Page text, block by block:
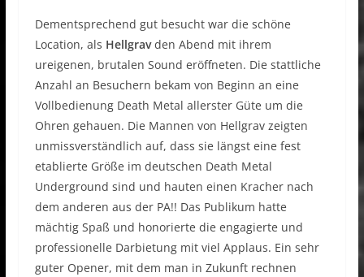
Dementsprechend gut besucht war die schöne
Location, als Hellgravden Abend mit ihrem
ureigenen, brutalen Sound eröffneten. Die stattliche
Anzahl an Besuchern bekam von Beginn an eine
Vollbedienung Death Metal allerster Güte um die
Ohren gehauen. Die Mannen von Hellgrav zeigten
unmissverständlich auf, dass sie längst eine fest
etablierte Größe im deutschen Death Metal
Underground sind und hauten einen Kracher nach
dem anderen aus der PA!! Das Publikum hatte
mächtig Spaß und honorierte die engagierte und
professionelle Darbietung mit viel Applaus. Ein sehr
guter Opener, mit dem man in Zukunft rechnen